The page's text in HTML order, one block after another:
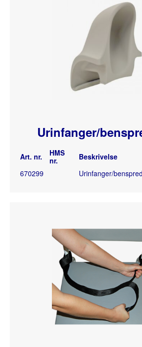
Urinfanger/
Art. nr.
HMS
nr.
Beskrivelse
670299
Urinfanger/